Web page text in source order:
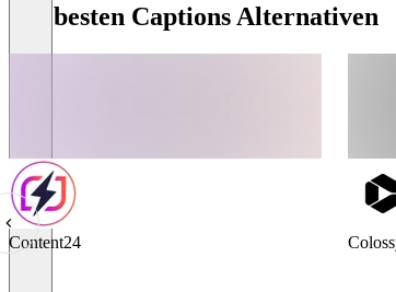
Die besten Captions Alternativen
Content24